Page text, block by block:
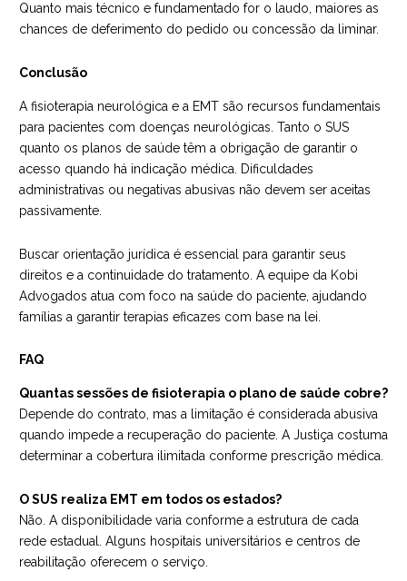
Quanto mais técnico e fundamentado for o laudo, maiores as
chances de deferimento do pedido ou concessão da liminar.
Conclusão
A fisioterapia neurológica e a EMT são recursos fundamentais
para pacientes com doenças neurológicas. Tanto o SUS
quanto os planos de saúde têm a obrigação de garantir o
acesso quando há indicação médica. Dificuldades
administrativas ou negativas abusivas não devem ser aceitas
passivamente.
Buscar orientação jurídica é essencial para garantir seus
direitos e a continuidade do tratamento. A equipe da Kobi
Advogados atua com foco na saúde do paciente, ajudando
famílias a garantir terapias eficazes com base na lei.
FAQ
Quantas sessões de fisioterapia o plano de saúde cobre?
Depende do contrato, mas a limitação é considerada abusiva
quando impede a recuperação do paciente. A Justiça costuma
determinar a cobertura ilimitada conforme prescrição médica.
O SUS realiza EMT em todos os estados?
Não. A disponibilidade varia conforme a estrutura de cada
rede estadual. Alguns hospitais universitários e centros de
reabilitação oferecem o serviço.